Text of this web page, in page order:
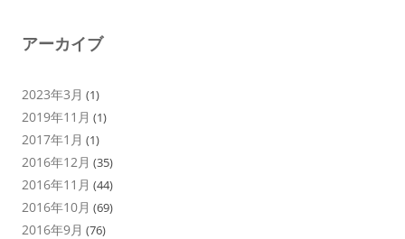
アーカイブ
2023年3月 (1)
2019年11月 (1)
2017年1月 (1)
2016年12月 (35)
2016年11月 (44)
2016年10月 (69)
2016年9月 (76)